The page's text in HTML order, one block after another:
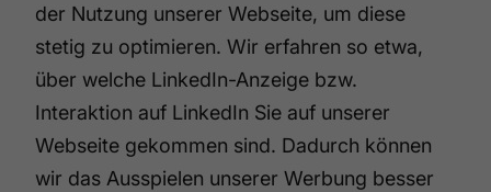
der Nutzung unserer Webseite, um diese
stetig zu optimieren. Wir erfahren so etwa,
über welche LinkedIn-Anzeige bzw.
Interaktion auf LinkedIn Sie auf unserer
Webseite gekommen sind. Dadurch können
wir das Ausspielen unserer Werbung besser